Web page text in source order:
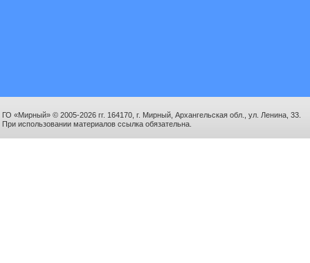
ГО «Мирный» © 2005-2026 гг. 164170, г. Мирный, Архангельская обл., ул. Ленина, 33.
При использовании материалов ссылка обязательна.